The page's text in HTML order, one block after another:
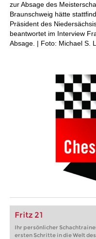
zur Absage des
Braunschweig hätte
Präsident des
beantwortet im Interview
Absage. | Foto: Michael S.
Fritz 21
Ihr persönlicher
ersten Schritte in die Welt